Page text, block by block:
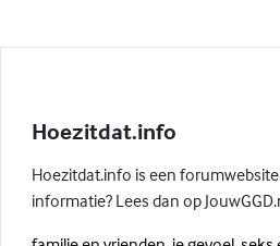
Hoezitdat.info
Hoezitdat.info is een
informatie? Lees dan op